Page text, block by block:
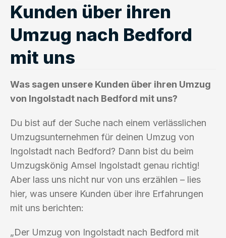
Kunden über ihren
Umzug nach Bedford
mit uns
Was sagen unsere Kunden über ihren Umzug
von Ingolstadt nach Bedford mit uns?
Du bist auf der Suche nach einem verlässlichen
Umzugsunternehmen für deinen Umzug von
Ingolstadt nach Bedford? Dann bist du beim
Umzugskönig Amsel Ingolstadt genau richtig!
Aber lass uns nicht nur von uns erzählen – lies
hier, was unsere Kunden über ihre Erfahrungen
mit uns berichten:
„Der Umzug von Ingolstadt nach Bedford mit